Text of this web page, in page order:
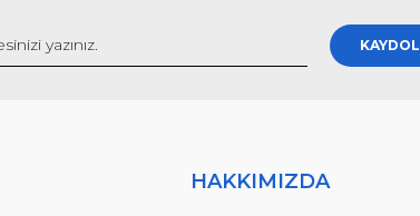
KAYDOL
HAKKIMIZDA